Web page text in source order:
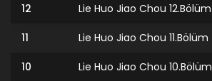
12 Lie Huo Jiao Chou 12.Bölüm
11 Lie Huo Jiao Chou 11.Bölüm
10 Lie Huo Jiao Chou 10.Bölüm